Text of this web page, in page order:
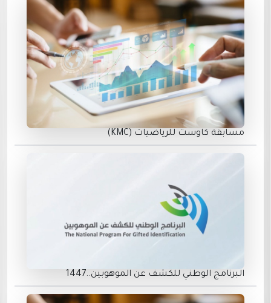
مسابقة كاوست للرياضيات (KMC)
البرنامج الوطني للكشف عن الموهوبين..1447